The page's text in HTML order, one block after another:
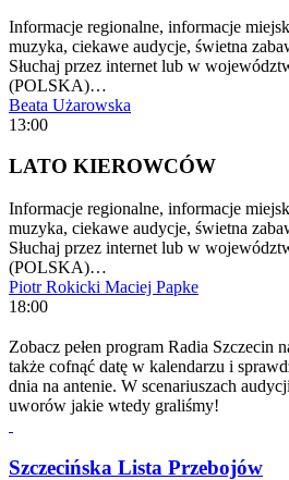
Informacje regionalne, informacje
muzyka, ciekawe audycje, świetna
Słuchaj przez internet lub w
(POLSKA)…
Beata Użarowska
13:00
LATO KIEROWCÓW
Informacje regionalne, informacje
muzyka, ciekawe audycje, świetna
Słuchaj przez internet lub w
(POLSKA)…
Piotr Rokicki Maciej Papke
18:00
Zobacz pełen program Radia Szczecin
także cofnąć datę w kalendarzu i
dnia na antenie. W scenariuszach
uworów jakie wtedy graliśmy!
Szczecińska Lista Przebojów